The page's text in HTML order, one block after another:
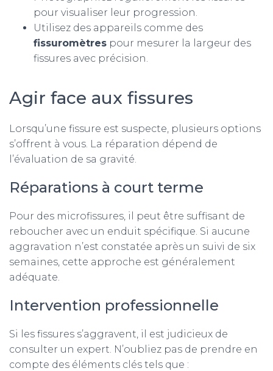
pour visualiser leur progression.
Utilisez des appareils comme des
fissuromètres pour mesurer la largeur des
fissures avec précision.
Agir face aux fissures
Lorsqu’une fissure est suspecte, plusieurs options
s’offrent à vous. La réparation dépend de
l’évaluation de sa gravité.
Réparations à court terme
Pour des microfissures, il peut être suffisant de
reboucher avec un enduit spécifique. Si aucune
aggravation n’est constatée après un suivi de six
semaines, cette approche est généralement
adéquate.
Intervention professionnelle
Si les fissures s’aggravent, il est judicieux de
consulter un expert. N’oubliez pas de prendre en
compte des éléments clés tels que :